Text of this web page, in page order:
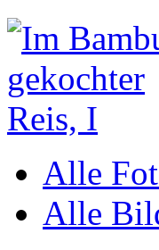
Alle
Alle